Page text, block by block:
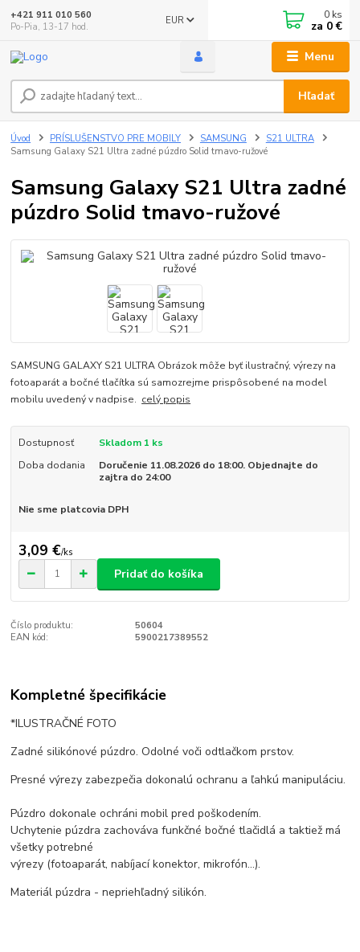
Menu
EUR
Hľadať
+421 911 010 560
Po-Pia, 13-17 hod.
0 ks
za 0 €
Úvod PRÍSLUŠENSTVO PRE MOBILY SAMSUNG
S21 ULTRA
Samsung Galaxy S21 Ultra zadné púzdro Solid tmavo-ružové
Samsung Galaxy S21 Ultra zadné
púzdro Solid tmavo-ružové
SAMSUNG GALAXY S21 ULTRA Obrázok môže byť ilustračný, výrezy na
fotoaparát a bočné tlačítka sú samozrejme prispôsobené na model
mobilu uvedený v nadpise. celý popis
Dostupnosť
Skladom 1 ks
Doba dodania
Doručenie 11.08.2026 do 18:00. Objednajte do
zajtra do 24:00
Nie sme platcovia DPH
3,09 €/ks
Pridať do košíka
Číslo produktu:
50604
EAN kód:
5900217389552
Kompletné špecifikácie
*ILUSTRAČNÉ FOTO
Zadné silikónové púzdro. Odolné voči odtlačkom prstov.
Presné výrezy zabezpečia dokonalú ochranu a ľahkú manipuláciu.
Púzdro dokonale ochráni mobil pred poškodením.
Uchytenie púzdra zachováva funkčné bočné tlačidlá a taktiež má
všetky potrebné
výrezy (fotoaparát, nabíjací konektor, mikrofón...).
Materiál púzdra - nepriehľadný silikón.